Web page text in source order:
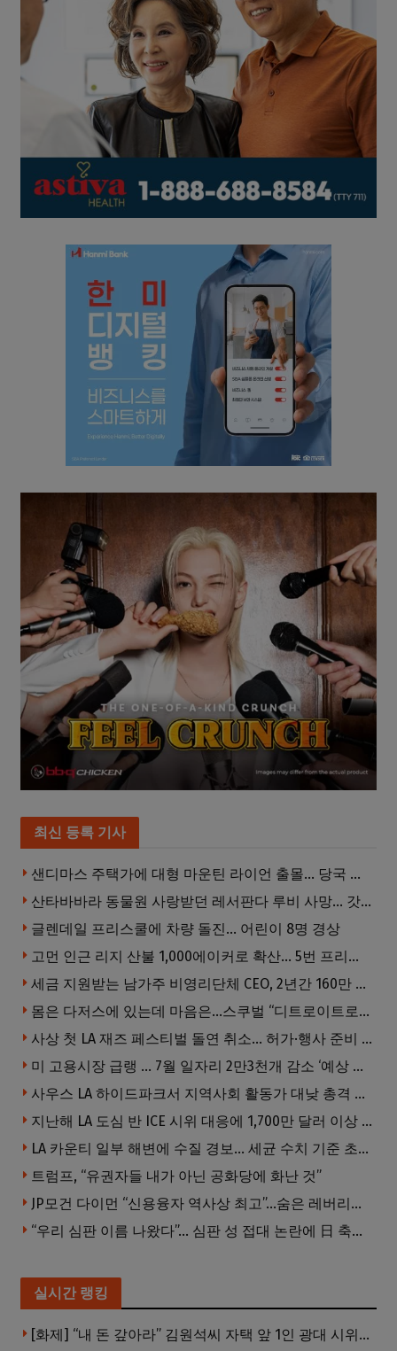
최신 등록 기사
샌디마스 주택가에 대형 마운틴 라이언 출몰… 당국 긴급 대응, 주민 접근 자제 당부
산타바바라 동물원 사랑받던 레서판다 루비 사망… 갓 태어난 새끼 2마리 잃은 지 수주 만
글렌데일 프리스쿨에 차량 돌진… 어린이 8명 경상
고먼 인근 리지 산불 1,000에이커로 확산… 5번 프리웨이 양방향 전면 폐쇄
세금 지원받는 남가주 비영리단체 CEO, 2년간 160만 달러 이상 받아… 미사용 휴가수당만 수십만 달러
몸은 다저스에 있는데 마음은…스쿠벌 “디트로이트로 돌아가고파”
사상 첫 LA 재즈 페스티벌 돌연 취소… 허가·행사 준비 문제로 일정 변경
미 고용시장 급랭 … 7월 일자리 2만3천개 감소 ‘예상 밖 쇼크’
사우스 LA 하이드파크서 지역사회 활동가 대낮 총격 사망… 용의자 도주
지난해 LA 도심 반 ICE 시위 대응에 1,700만 달러 이상 지출… LAPD, 대규모 시위 대비 강화 필요
LA 카운티 일부 해변에 수질 경보… 세균 수치 기준 초과, 입수 자제 당부
트럼프, “유권자들 내가 아닌 공화당에 화난 것”
JP모건 다이먼 “신용융자 역사상 최고”…숨은 레버리지 경고
“우리 심판 이름 나왔다”… 심판 성 접대 논란에 日 축구계 발칵
실시간 랭킹
[화제] “내 돈 갚아라” 김원석씨 자택 앞 1인 광대 시위 … 한인 투자사, “108만 달러 못받아”